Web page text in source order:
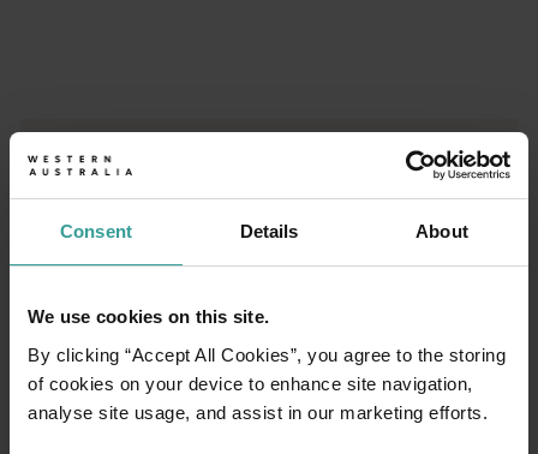
Consent Details About
We use cookies on this site.
By clicking “Accept All Cookies”, you agree to the storing
of cookies on your device to enhance site navigation,
analyse site usage, and assist in our marketing efforts.
旅行記
<p>あなたの旅のスタイルはどのようなものでしょうか？
トリップ・プランナー
計画を開始する